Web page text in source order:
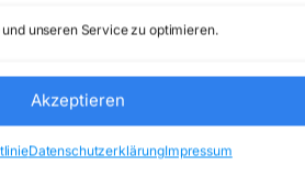
unseren Service zu optimieren.
Akzeptieren
DatenschutzerklärungImpressum
MICROSOFT